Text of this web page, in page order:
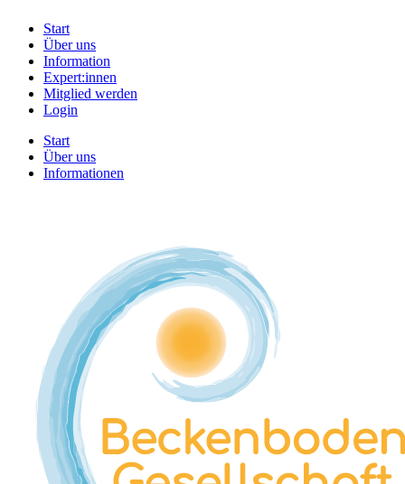
Start
Über uns
Information
Expert:innen
Mitglied werden
Login
Start
Über uns
Informationen